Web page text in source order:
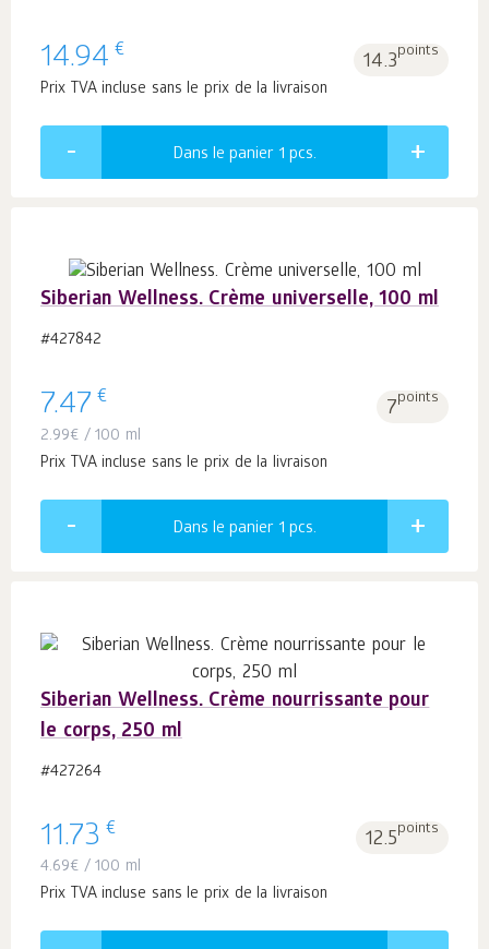
14.94 € 14.3points
Prix TVA incluse sans le prix de la livraison
Dans le panier 1 pcs.
Siberian Wellness. Crème universelle, 100 ml
#427842
7.47 € 7points
2.99€ / 100 ml
Prix TVA incluse sans le prix de la livraison
Dans le panier 1 pcs.
Siberian Wellness. Crème nourrissante pour
le corps, 250 ml
#427264
11.73 € 12.5points
4.69€ / 100 ml
Prix TVA incluse sans le prix de la livraison